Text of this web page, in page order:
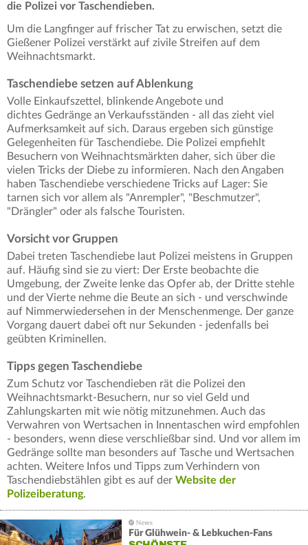
die Polizei vor Taschendieben.
Um die Langfinger auf frischer Tat zu erwischen, setzt die
Gießener Polizei verstärkt auf zivile Streifen auf dem
Weihnachtsmarkt.
Taschendiebe setzen auf Ablenkung
Volle Einkaufszettel, blinkende Angebote und
dichtes Gedränge an Verkaufsständen - all das zieht viel
Aufmerksamkeit auf sich. Daraus ergeben sich günstige
Gelegenheiten für Taschendiebe. Die Polizei empfiehlt
Besuchern von Weihnachtsmärkten daher, sich über die
vielen Tricks der Diebe zu informieren. Nach den Angaben
haben Taschendiebe verschiedene Tricks auf Lager: Sie
tarnen sich vor allem als "Anrempler", "Beschmutzer",
"Drängler" oder als falsche Touristen.
Vorsicht vor Gruppen
Dabei treten Taschendiebe laut Polizei meistens in Gruppen
auf. Häufig sind sie zu viert: Der Erste beobachte die
Umgebung, der Zweite lenke das Opfer ab, der Dritte stehle
und der Vierte nehme die Beute an sich - und verschwinde
auf Nimmerwiedersehen in der Menschenmenge. Der ganze
Vorgang dauert dabei oft nur Sekunden - jedenfalls bei
geübten Kriminellen.
Tipps gegen Taschendiebe
Zum Schutz vor Taschendieben rät die Polizei den
Weihnachtsmarkt-Besuchern, nur so viel Geld und
Zahlungskarten mit wie nötig mitzunehmen. Auch das
Verwahren von Wertsachen in Innentaschen wird empfohlen
- besonders, wenn diese verschließbar sind. Und vor allem im
Gedränge sollte man besonders auf Tasche und Wertsachen
achten. Weitere Infos und Tipps zum Verhindern von
Taschendiebstählen gibt es auf der Website der
Polizeiberatung.
Für Glühwein- & Lebkuchen-Fans